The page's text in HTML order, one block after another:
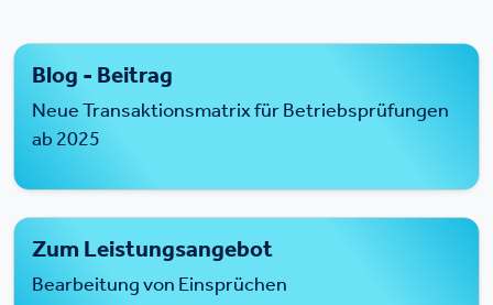
Blog - Beitrag
Neue Transaktionsmatrix für Betriebsprüfungen
ab 2025
Zum Leistungsangebot
Bearbeitung von Einsprüchen